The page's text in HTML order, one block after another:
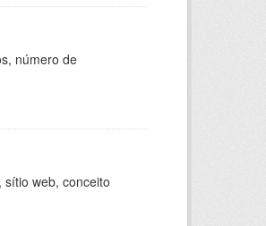
número de
web, conceito